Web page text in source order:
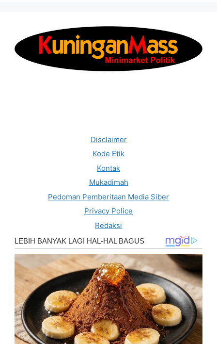
Disclaimer
Kode Etik
Kontak
Mukadimah
Pedoman Pemberitaan Media Siber
Privacy Police
Redaksi